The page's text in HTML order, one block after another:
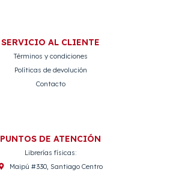
SERVICIO AL CLIENTE
Términos y condiciones
Políticas de devolución
Contacto
PUNTOS DE ATENCIÓN
Librerías físicas:
Maipú #330, Santiago Centro